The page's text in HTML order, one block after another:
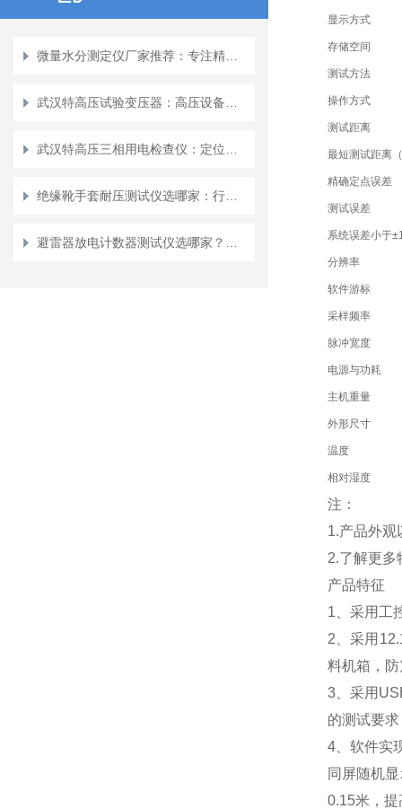
显示方式
存储空间
测试方法
操作方式
测试距离
最短测试距离
精确定点误差
测试误差
系统误差小于
分辨率
软件游标
采样频率
脉冲宽度
电源与功耗
主机重量
外形尺寸
温度
相对湿度
注：
1.产品外观
2.了解更多
产品特征
1、采用工
2、采用
料机箱，
3、采用
的测试要
4、软件实
同屏随机
0.15米，